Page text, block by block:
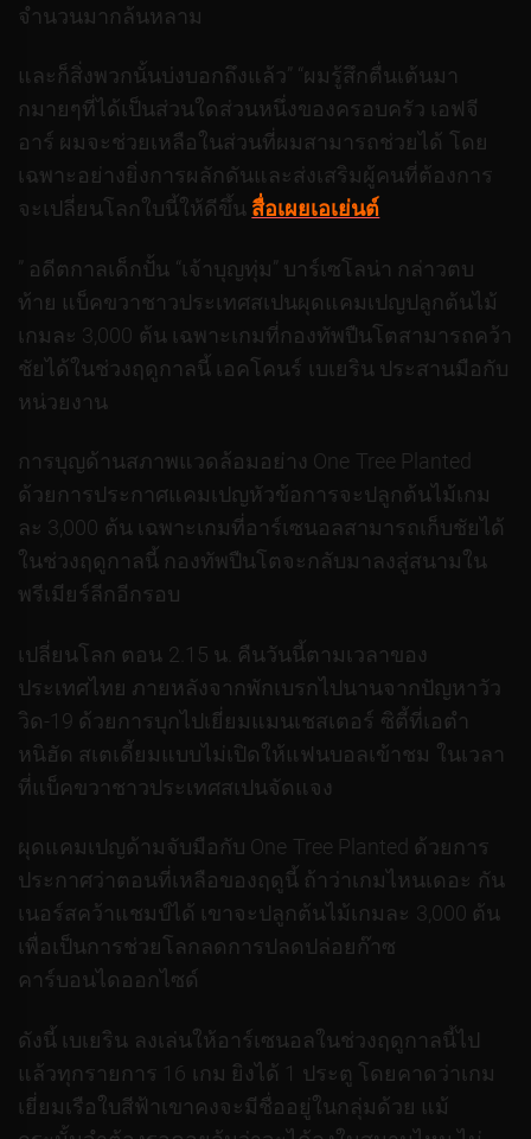
จำนวนมากล้นหลาม
และก็สิ่งพวกนั้นบ่งบอกถึงแล้ว” “ผมรู้สึกตื่นเต้นมา
กมายๆที่ได้เป็นส่วนใดส่วนหนึ่งของครอบครัว เอฟจี
อาร์ ผมจะช่วยเหลือในส่วนที่ผมสามารถช่วยได้ โดย
เฉพาะอย่างยิ่งการผลักดันและส่งเสริมผู้คนที่ต้องการ
จะเปลี่ยนโลกใบนี้ให้ดีขึ้น สื่อเผยเอเย่นต์
” อดีตกาลเด็กปั้น “เจ้าบุญทุ่ม” บาร์เซโลน่า กล่าวตบ
ท้าย แบ็คขวาชาวประเทศสเปนผุดแคมเปญปลูกต้นไม้
เกมละ 3,000 ต้น เฉพาะเกมที่กองทัพปืนโตสามารถคว้า
ชัยได้ในช่วงฤดูกาลนี้ เอคโคนร์ เบเยริน ประสานมือกับ
หน่วยงาน
การบุญด้านสภาพแวดล้อมอย่าง One Tree Planted
ด้วยการประกาศแคมเปญหัวข้อการจะปลูกต้นไม้เกม
ละ 3,000 ต้น เฉพาะเกมที่อาร์เซนอลสามารถเก็บชัยได้
ในช่วงฤดูกาลนี้ กองทัพปืนโตจะกลับมาลงสู่สนามใน
พรีเมียร์ลีกอีกรอบ
เปลี่ยนโลก ตอน 2.15 น. คืนวันนี้ตามเวลาของ
ประเทศไทย ภายหลังจากพักเบรกไปนานจากปัญหาวัว
วิด-19 ด้วยการบุกไปเยี่ยมแมนเชสเตอร์ ซิตี้ที่เอตำ
หนิฮัด สเตเดี้ยมแบบไม่เปิดให้แฟนบอลเข้าชม ในเวลา
ที่แบ็คขวาชาวประเทศสเปนจัดแจง
ผุดแคมเปญด้ามจับมือกับ One Tree Planted ด้วยการ
ประกาศว่าตอนที่เหลือของฤดูนี้ ถ้าว่าเกมไหนเดอะ กัน
เนอร์สคว้าแชมป์ได้ เขาจะปลูกต้นไม้เกมละ 3,000 ต้น
เพื่อเป็นการช่วยโลกลดการปลดปล่อยก๊าซ
คาร์บอนไดออกไซด์
ดังนี้ เบเยริน ลงเล่นให้อาร์เซนอลในช่วงฤดูกาลนี้ไป
แล้วทุกรายการ 16 เกม ยิงได้ 1 ประตู โดยคาดว่าเกม
เยี่ยมเรือใบสีฟ้าเขาคงจะมีชื่ออยู่ในกลุ่มด้วย แม้